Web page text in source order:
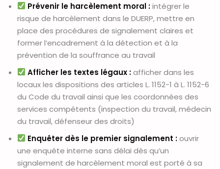
Prévenir le harcèlement moral :intégrer le
risque de harcèlement dans le DUERP, mettre en
place des procédures de signalement claires et
former l’encadrement à la détection et à la
prévention de la souffrance au travail
Afficher les textes légaux :afficher dans les
locaux les dispositions des articles L. 1152-1 à L. 1152-6
du Code du travail ainsi que les coordonnées des
services compétents (inspection du travail, médecin
du travail, défenseur des droits)
Enquêter dès le premier signalement :ouvrir
une enquête interne sans délai dès qu’un
signalement de harcèlement moral est porté à sa